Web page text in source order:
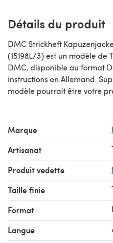
Détails du produit
DMC Strickheft
(15198L/3) est un modèle de
DMC, disponible au format
instructions en Allemand.
modèle pourrait être votre
Marque
Artisanat
Produit vedette
Taille finie
Format
Langue